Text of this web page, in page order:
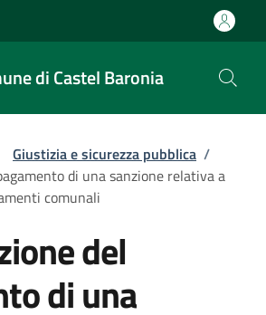
di Castel Baronia
pane
Giustizia e sicurezza pubblica /
di una sanzione relativa a
comunali
del
di una